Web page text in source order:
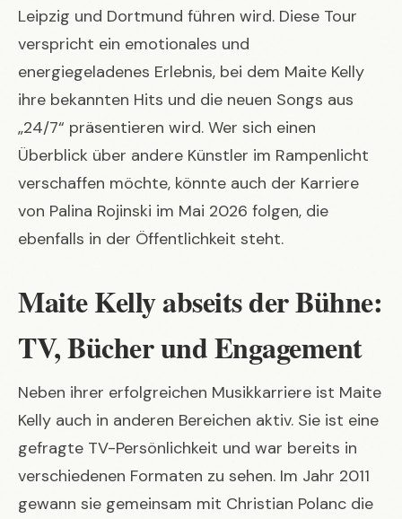
Leipzig und Dortmund führen wird. Diese Tour
verspricht ein emotionales und
energiegeladenes Erlebnis, bei dem Maite Kelly
ihre bekannten Hits und die neuen Songs aus
„24/7“ präsentieren wird. Wer sich einen
Überblick über andere Künstler im Rampenlicht
verschaffen möchte, könnte auch der Karriere
von Palina Rojinski im Mai 2026 folgen, die
ebenfalls in der Öffentlichkeit steht.
Maite Kelly abseits der Bühne:
TV, Bücher und Engagement
Neben ihrer erfolgreichen Musikkarriere ist Maite
Kelly auch in anderen Bereichen aktiv. Sie ist eine
gefragte TV-Persönlichkeit und war bereits in
verschiedenen Formaten zu sehen. Im Jahr 2011
gewann sie gemeinsam mit Christian Polanc die